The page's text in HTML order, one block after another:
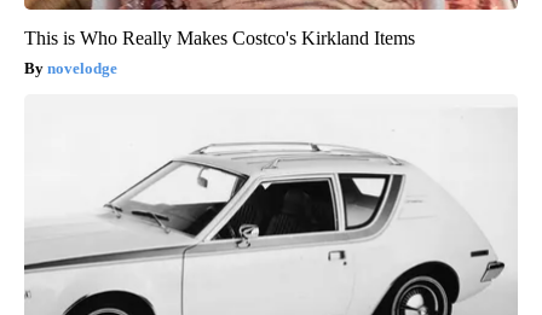
This is Who Really Makes Costco's Kirkland Items
novelodge